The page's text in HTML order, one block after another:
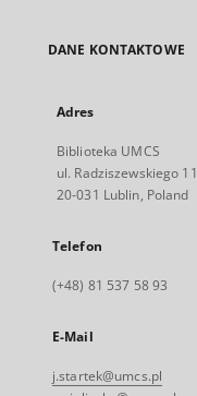
DANE KONTAKTOWE
Adres
Biblioteka UMCS
ul. Radziszewskiego 11
20-031 Lublin, Poland
Telefon
(+48) 81 537 58 93
E-Mail
j.startek@umcs.pl